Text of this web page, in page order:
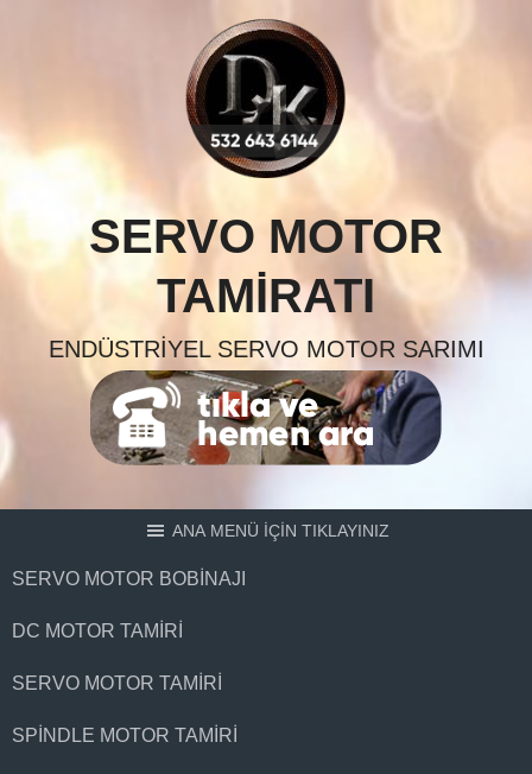
SERVO MOTOR
TAMIRATI
ENDÜSTRIYEL SERVO MOTOR SARIMI
ANA MENÜ İÇİN TIKLAYINIZ
SERVO MOTOR BOBINAJI
DC MOTOR TAMIRI
SERVO MOTOR TAMIRI
SPINDLE MOTOR TAMIRI